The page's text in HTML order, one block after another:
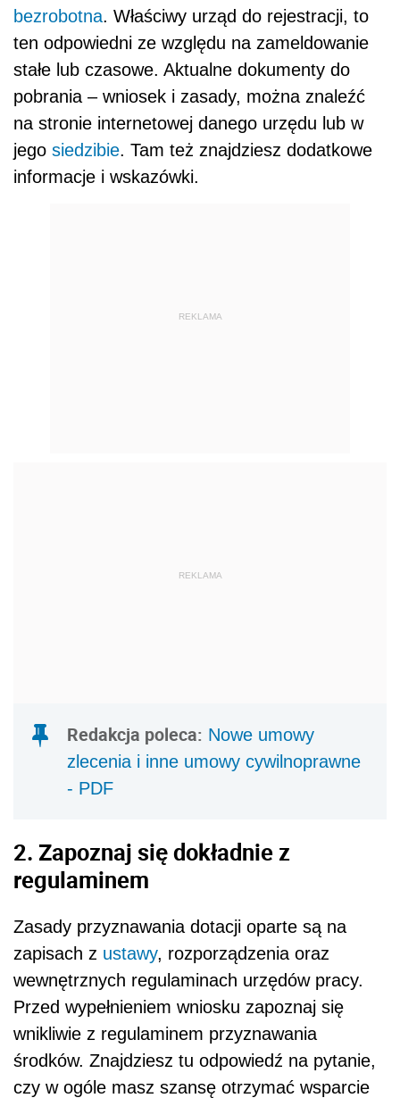
bezrobotna. Właściwy urząd do rejestracji, to
ten odpowiedni ze względu na zameldowanie
stałe lub czasowe. Aktualne dokumenty do
pobrania – wniosek i zasady, można znaleźć
na stronie internetowej danego urzędu lub w
jego siedzibie. Tam też znajdziesz dodatkowe
informacje i wskazówki.
REKLAMA
REKLAMA
Redakcja poleca: Nowe umowy
zlecenia i inne umowy cywilnoprawne
- PDF
2. Zapoznaj się dokładnie z
regulaminem
Zasady przyznawania dotacji oparte są na
zapisach z ustawy, rozporządzenia oraz
wewnętrznych regulaminach urzędów pracy.
Przed wypełnieniem wniosku zapoznaj się
wnikliwie z regulaminem przyznawania
środków. Znajdziesz tu odpowiedź na pytanie,
czy w ogóle masz szansę otrzymać wsparcie